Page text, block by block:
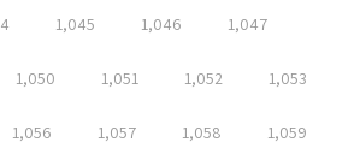
1,045 1,046 1,047
1,050 1,051 1,052 1,053
1,056 1,057 1,058 1,059